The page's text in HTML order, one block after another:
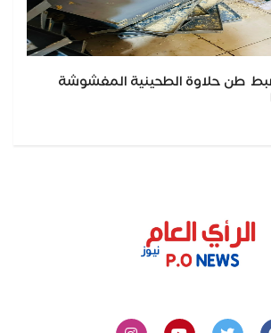
طن حلاوة الطحينية المغشوشة